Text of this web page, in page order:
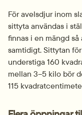
För avelsdjur inom
sittyta användas i
finnas i en mängd
samtidigt. Sittytan
understiga 160
mellan 3–5 kilo bör
115